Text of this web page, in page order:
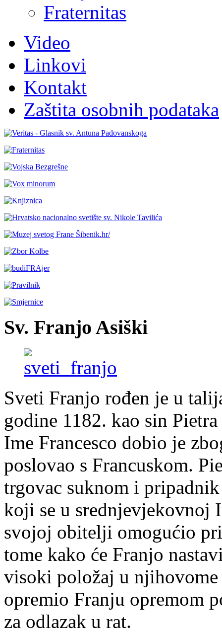
Fraternitas
Video
Linkovi
Kontakt
Zaštita osobnih podataka
Sv. Franjo Asiški
Sveti Franjo rođen je u
godine 1182. kao sin
Ime Francesco dobio je
poslovao s Francuskom.
trgovac suknom i
koji se u srednjevjekovnoj
svojoj obitelji omogućio
tome kako će Franjo
visoki položaj u njihovome
opremio Franju opremom
za odlazak u rat.